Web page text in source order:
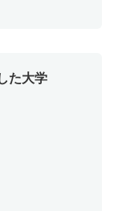
た大学